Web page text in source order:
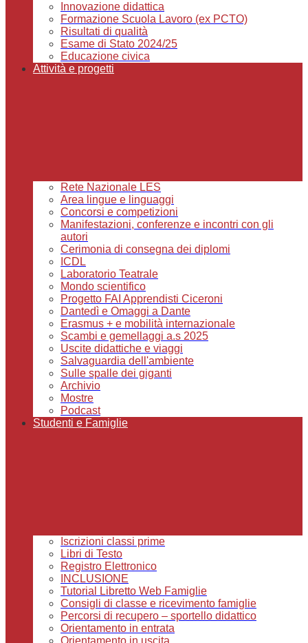
Innovazione didattica
Formazione Scuola Lavoro (ex PCTO)
Risultati di qualità
Esame di Stato 2024/25
Educazione civica
Attività e progetti
Rete Nazionale LES
Area lingue e linguaggi
Concorsi e competizioni
Manifestazioni, conferenze e incontri con gli
autori
Cerimonia di consegna dei diplomi
ICDL
Laboratorio Teatrale
Mondo scientifico
Progetto FAI Apprendisti Ciceroni
Dantedì e Omaggi a Dante
Erasmus + e mobilità internazionale
Scambi e gemellaggi a.s 2025
Uscite didattiche e viaggi
Salvaguardia dell'ambiente
Sulle spalle dei giganti
Archivio
Mostre
Podcast
Studenti e Famiglie
Iscrizioni classi prime
Libri di Testo
Registro Elettronico
INCLUSIONE
Tutorial Libretto Web Famiglie
Consigli di classe e ricevimento famiglie
Percorsi di recupero – sportello didattico
Orientamento in entrata